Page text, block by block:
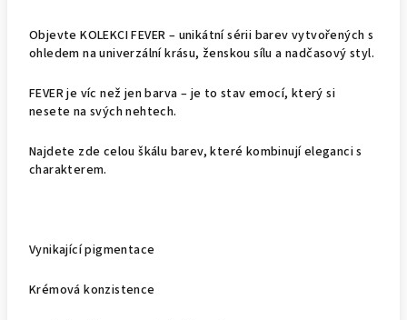
Objevte KOLEKCI FEVER – unikátní sérii barev vytvořených s
ohledem na univerzální krásu, ženskou sílu a nadčasový styl.
FEVER je víc než jen barva – je to stav emocí, který si
nesete na svých nehtech.
Najdete zde celou škálu barev, které kombinují eleganci s
charakterem.
Vynikající pigmentace
Krémová konzistence